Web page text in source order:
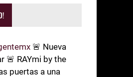
🚨 Nueva
🚨 RAYmi by the
puertas a una